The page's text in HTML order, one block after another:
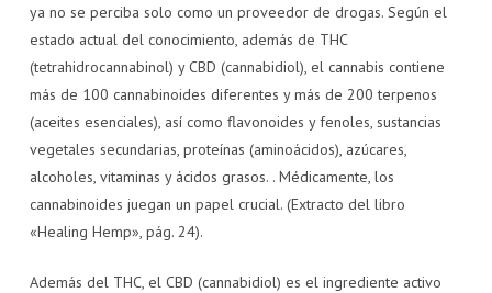
ya no se perciba solo como un proveedor de drogas. Según el
estado actual del conocimiento, además de THC
(tetrahidrocannabinol) y CBD (cannabidiol), el cannabis contiene
más de 100 cannabinoides diferentes y más de 200 terpenos
(aceites esenciales), así como flavonoides y fenoles, sustancias
vegetales secundarias, proteínas (aminoácidos), azúcares,
alcoholes, vitaminas y ácidos grasos. . Médicamente, los
cannabinoides juegan un papel crucial. (Extracto del libro
«Healing Hemp», pág. 24).
Además del THC, el CBD (cannabidiol) es el ingrediente activo